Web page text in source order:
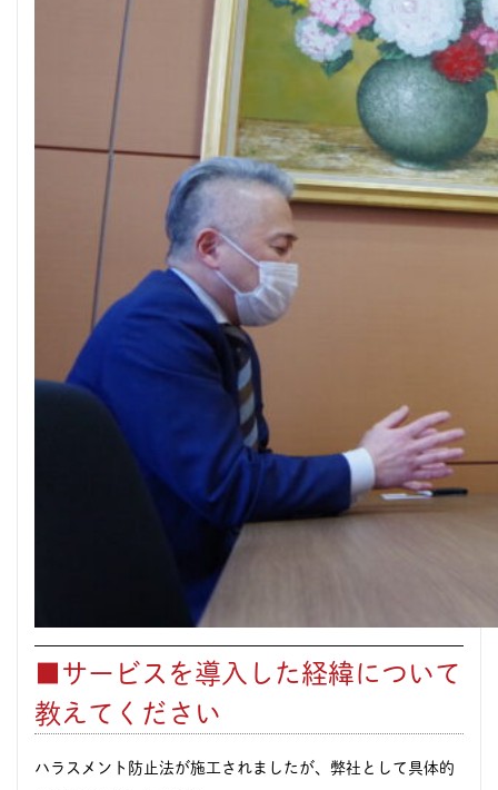
■サービスを導入した経緯について
教えてください
ハラスメント防止法が施工されましたが、弊社として具体的